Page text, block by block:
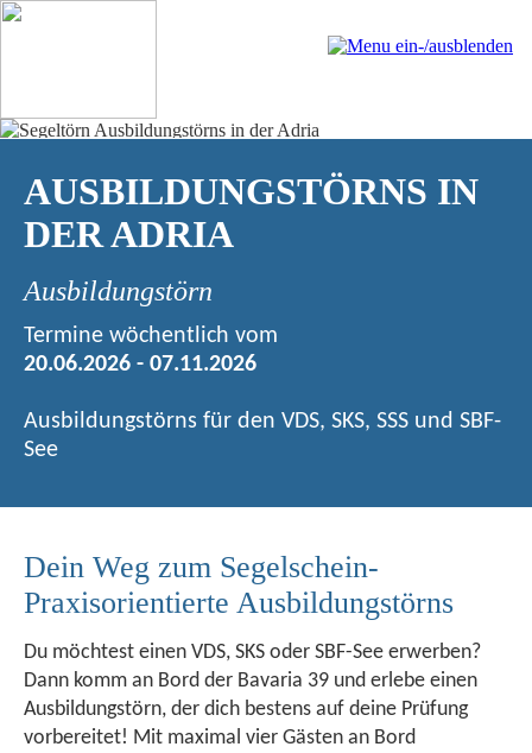
AUSBILDUNGSTÖRNS IN
DER ADRIA
Ausbildungstörn
Termine wöchentlich vom
20.06.2026 - 07.11.2026
Ausbildungstörns für den VDS, SKS, SSS und SBF-
See
Dein Weg zum Segelschein-
Praxisorientierte Ausbildungstörns
Du möchtest einen VDS, SKS oder SBF-See erwerben?
Dann komm an Bord der Bavaria 39 und erlebe einen
Ausbildungstörn, der dich bestens auf deine Prüfung
vorbereitet! Mit maximal vier Gästen an Bord